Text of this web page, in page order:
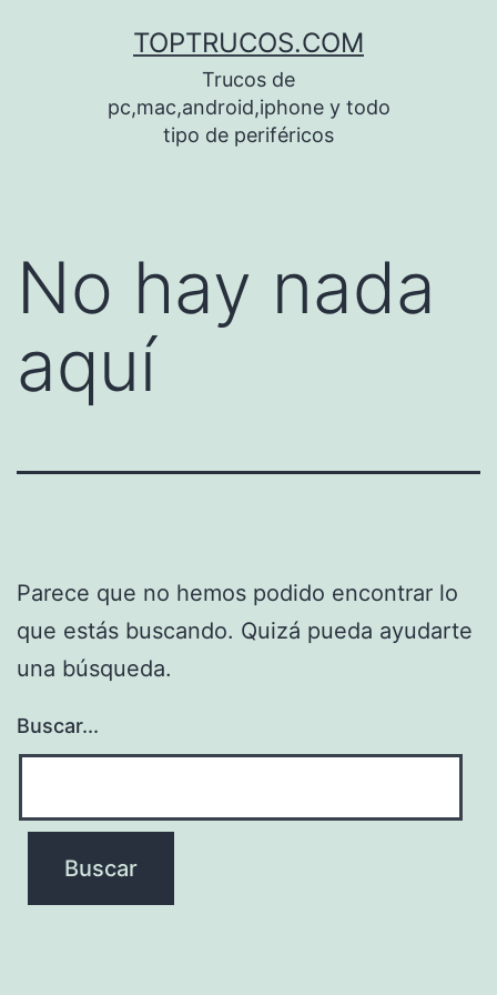
TOPTRUCOS.COM
Trucos de
pc,mac,android,iphone y todo
tipo de periféricos
No hay nada
aquí
Parece que no hemos podido encontrar lo
que estás buscando. Quizá pueda ayudarte
una búsqueda.
Buscar...